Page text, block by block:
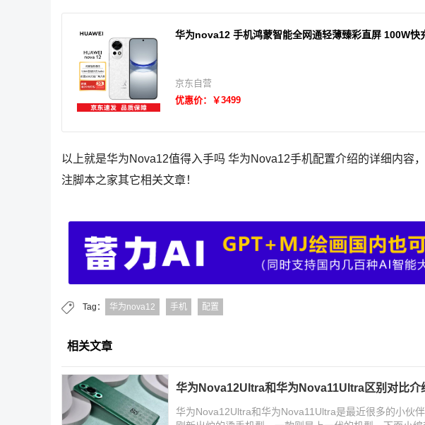
华为nova12 手机鸿蒙智能全网通轻薄臻彩直屏 100W快
京东自营
优惠价：￥3499
以上就是华为Nova12值得入手吗 华为Nova12手机配置介绍的详细内容
注脚本之家其它相关文章！
Tag： 华为nova12 手机 配置
相关文章
华为Nova12Ultra和华为Nova11Ultra区别对比介
华为Nova12Ultra和华为Nova11Ultra是最近很多的小伙